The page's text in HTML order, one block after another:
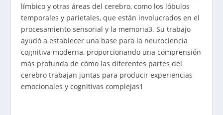
límbico y otras áreas del cerebro, como los lóbulos
temporales y parietales, que están involucrados en el
procesamiento sensorial y la memoria3.Su trabajo
ayudó a establecer una base para la neurociencia
cognitiva moderna, proporcionando una comprensión
más profunda de cómo las diferentes partes del
cerebro trabajan juntas para producir experiencias
emocionales y cognitivas complejas1